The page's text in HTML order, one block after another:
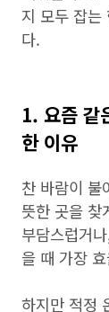
지 모두 잡는
다.
1. 요즘 같
한 이유
찬 바람이 불
뜻한 곳을 찾
부담스럽거
을 때 가장
하지만 적정